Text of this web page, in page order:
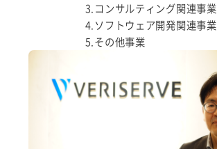
3.コンサルティング関連事業
4.ソフトウェア開発関連事業
5.その他事業